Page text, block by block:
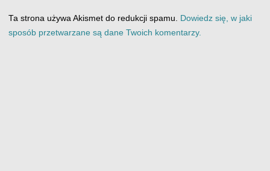
Ta strona używa Akismet do redukcji spamu. Dowiedz się, w jaki
sposób przetwarzane są dane Twoich komentarzy.